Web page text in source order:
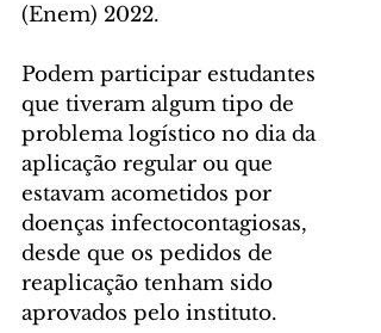
(Enem) 2022.
Podem participar estudantes
que tiveram algum tipo de
problema logístico no dia da
aplicação regular ou que
estavam acometidos por
doenças infectocontagiosas,
desde que os pedidos de
reaplicação tenham sido
aprovados pelo instituto.